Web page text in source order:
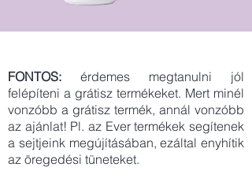
FONTOS: érdemes megtanulni jól
felépíteni a grátisz termékeket. Mert minél
vonzóbb a grátisz termék, annál vonzóbb
az ajánlat! Pl. az Ever termékek segítenek
a sejtjeink megújításában, ezáltal enyhítik
az öregedési tüneteket.